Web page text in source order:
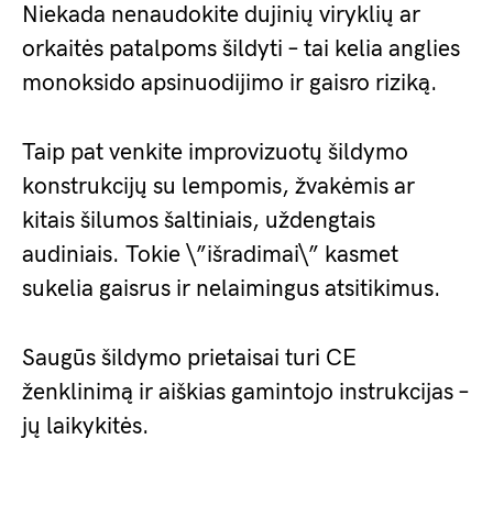
Niekada nenaudokite dujinių viryklių ar
orkaitės patalpoms šildyti – tai kelia anglies
monoksido apsinuodijimo ir gaisro riziką.
Taip pat venkite improvizuotų šildymo
konstrukcijų su lempomis, žvakėmis ar
kitais šilumos šaltiniais, uždengtais
audiniais. Tokie \”išradimai\” kasmet
sukelia gaisrus ir nelaimingus atsitikimus.
Saugūs šildymo prietaisai turi CE
ženklinimą ir aiškias gamintojo instrukcijas –
jų laikykitės.